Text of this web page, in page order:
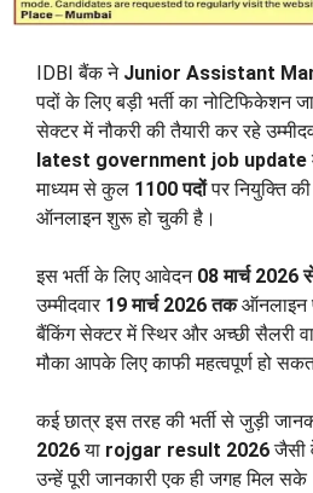
IDBI बैंक ने Junior Assistant
पदों के लिए बड़ी भर्ती का नोटिफिकेशन
सेक्टर में नौकरी की तैयारी कर रहे
latest government job update
माध्यम से कुल 1100 पदोंपर नियुक्ति
ऑनलाइन शुरू हो चुकी है।
इस भर्ती के लिए आवेदन 08 मार्च 2026
उम्मीदवार 19 मार्च 2026 तकऑनलाइन
बैंकिंग सेक्टर में स्थिर और अच्छी सैलरी
मौका आपके लिए काफी महत्वपूर्ण हो
कई छात्र इस तरह की भर्ती से जुड़ी
2026या rojgar result 2026जैसी
उन्हें पूरी जानकारी एक ही जगह मिल